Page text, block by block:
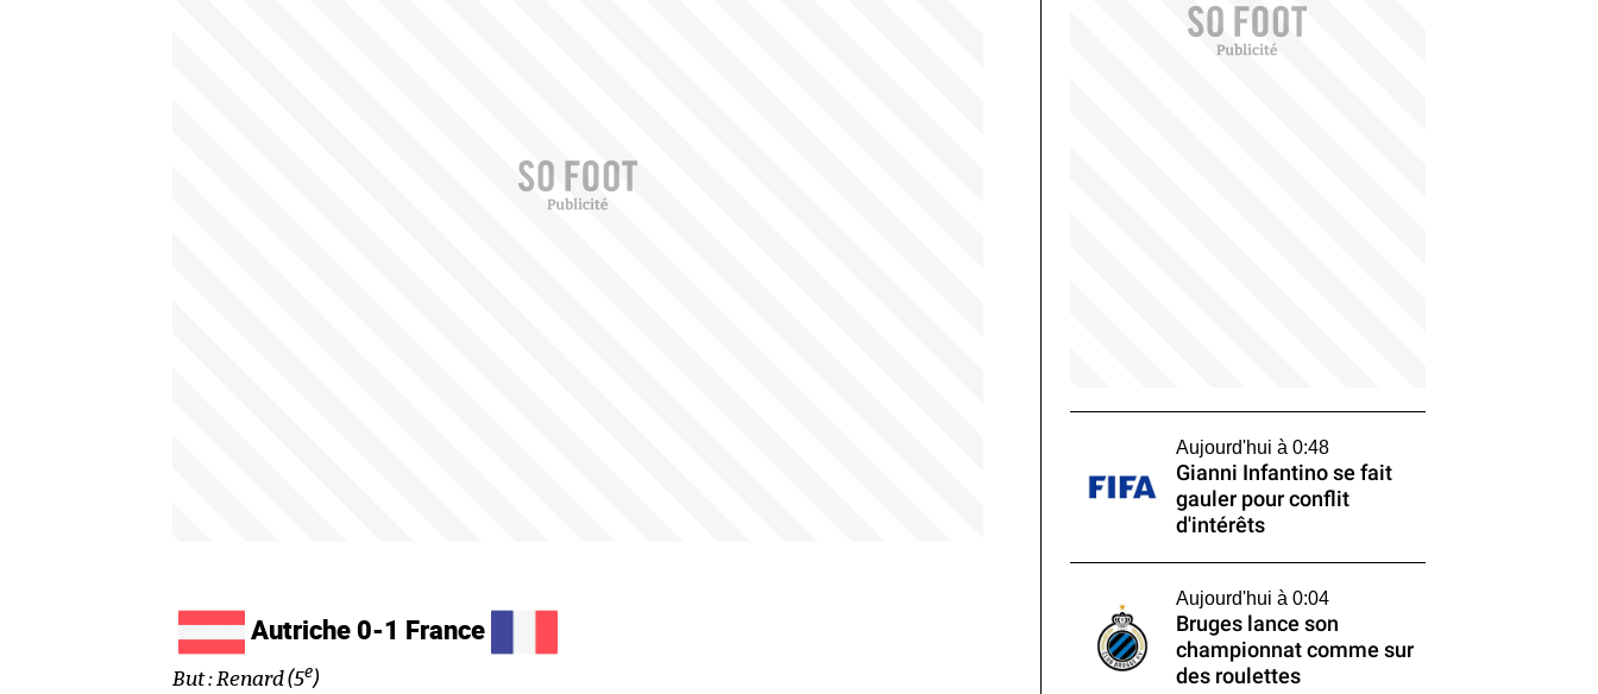
Autriche 0-1 France
But : Renard (5e)
Aujourd'hui à 0:48
Gianni Infantino se fait
gauler pour conflit
d'intérêts
Aujourd'hui à 0:04
Bruges lance son
championnat comme sur
des roulettes